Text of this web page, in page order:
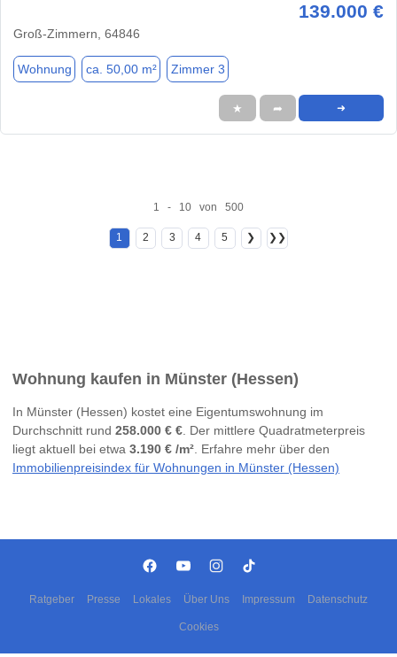
139.000 €
Groß-Zimmern, 64846
Wohnung ca. 50,00 m² Zimmer 3
★ ➦ ➜
1 - 10 von 500
1 2 3 4 5 ❯ ❯❯
Wohnung kaufen in Münster (Hessen)
In Münster (Hessen) kostet eine Eigentumswohnung im
Durchschnitt rund 258.000 € €. Der mittlere Quadratmeterpreis
liegt aktuell bei etwa 3.190 € /m². Erfahre mehr über den
Immobilienpreisindex für Wohnungen in Münster (Hessen)
Ratgeber Presse Lokales Über Uns Impressum Datenschutz
Cookies